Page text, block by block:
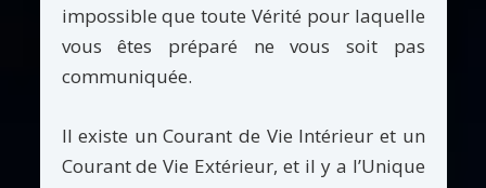
impossible que toute Vérité pour laquelle
vous êtes préparé ne vous soit pas
communiquée.
Il existe un Courant de Vie Intérieur et un
Courant de Vie Extérieur, et il y a l’Unique